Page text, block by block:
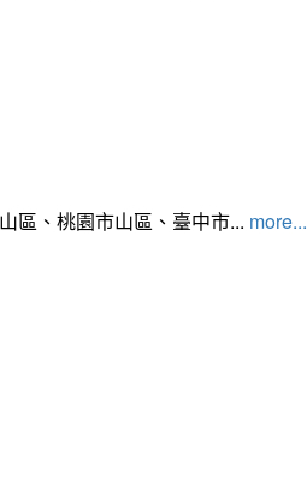
區、桃園市山區、臺中市... more...